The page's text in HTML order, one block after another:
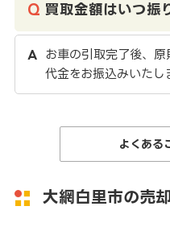
買取金額はいつ振
お車の引取完了後、
代金をお振込みいたし
よくある
大網白里市の売